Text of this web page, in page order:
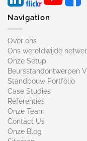
Navigation
Over ons
Ons wereldwijde
Onze Setup
Beursstandontwerpen
Standbouw Portfolio
Case Studies
Referenties
Onze Team
Contact Us
Onze Blog